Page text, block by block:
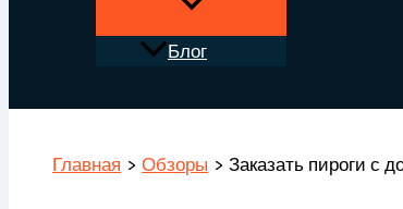
Блог
Главная Обзоры Заказать пироги с